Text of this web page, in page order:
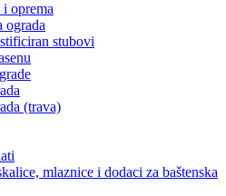
i oprema
ograda
stubovi
(trava)
mlaznice i dodaci za baštenska